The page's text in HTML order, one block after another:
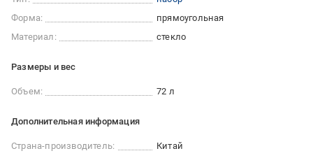
Форма:
прямоугольная
Материал:
стекло
Размеры и вес
Объем: 72 л
Дополнительная информация
Страна-производитель: Китай